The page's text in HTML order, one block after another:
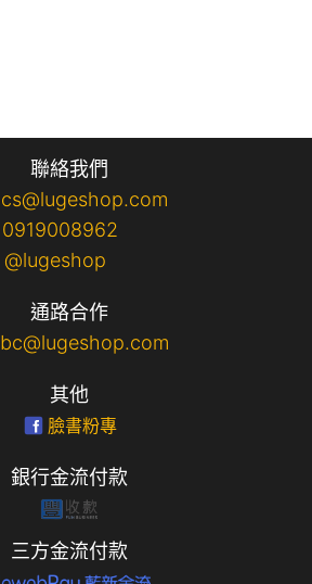
聯絡我們
cs@lugeshop.com
0919008962
@lugeshop
通路合作
bc@lugeshop.com
其他
臉書粉專
銀行金流付款
三方金流付款